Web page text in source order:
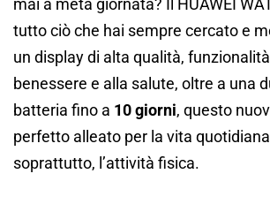
mai a metà giornata? Il HUAWEI
tutto ciò che hai sempre cercato e
un display di alta qualità,
benessere e alla salute, oltre a una
batteria fino a 10 giorni, questo
perfetto alleato per la vita
soprattutto, l’attività fisica.